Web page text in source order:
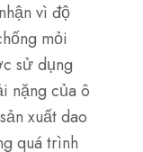
vì độ
mỏi
sử dụng
nặng của ô
xuất dao
quá trình